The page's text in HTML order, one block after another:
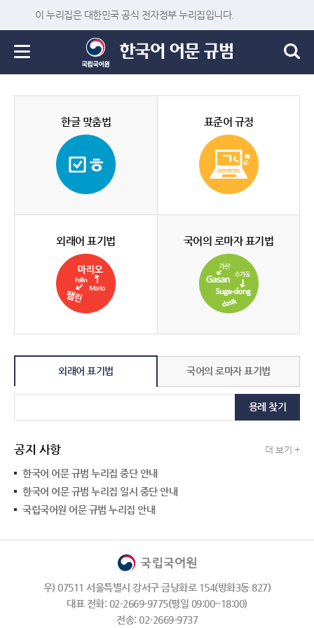
이 누리집은 대한민국 공식 전자정부 누리집입니다.
한글 맞춤법 표준어 규정
외래어 표기법 국어의 로마자 표기법
외래어 표기법 국어의 로마자 표기법
용례 찾기
공지 사항 더 보기 +
한국어 어문 규범 누리집 중단 안내
한국어 어문 규범 누리집 일시 중단 안내
국립국어원 어문 규범 누리집 안내
우) 07511 서울특별시 강서구 금낭화로 154(방화3동 827)
대표 전화: 02-2669-9775(평일 09:00~18:00)
전송: 02-2669-9737